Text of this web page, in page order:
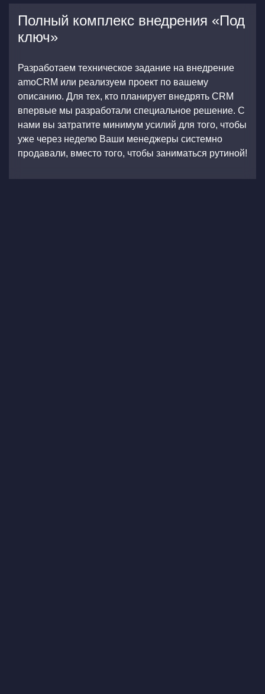
Полный комплекс внедрения «Под
ключ»
Разработаем техническое задание на внедрение
amoCRM или реализуем проект по вашему
описанию. Для тех, кто планирует внедрять CRM
впервые мы разработали специальное решение. С
нами вы затратите минимум усилий для того, чтобы
уже через неделю Ваши менеджеры системно
продавали, вместо того, чтобы заниматься рутиной!